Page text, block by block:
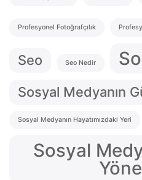
Profesyonel Fotoğrafçılık
Seo Seo Nedir
Sosyal Medyanın
Sosyal Medyanın Hayatımızdaki Yeri
Sosyal